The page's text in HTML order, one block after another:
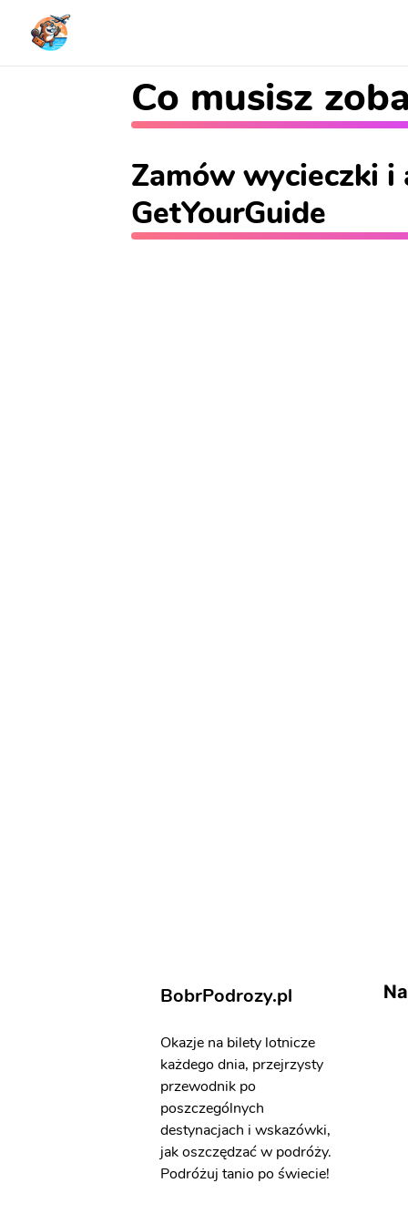
Co musisz
Zamów wycieczki
GetYourGuide
BobrPodrozy.pl
Okazje na bilety lotnicze
każdego dnia, przejrzysty
przewodnik po
poszczególnych
destynacjach i wskazówki,
jak oszczędzać w podróży.
Podróżuj tanio po świecie!